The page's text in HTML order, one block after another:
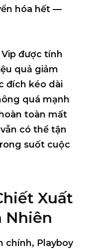
hóa hết —
được tính
quả giảm
đích kéo dài
quá mạnh
toàn mất
có thể tận
suốt cuộc
Xuất
Nhiên
chính, Playboy